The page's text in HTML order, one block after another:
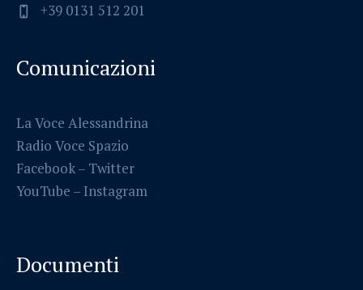
+39 0131 512 201
Comunicazioni
La Voce Alessandrina
Radio Voce Spazio
Facebook– Twitter
YouTube – Instagram
Documenti